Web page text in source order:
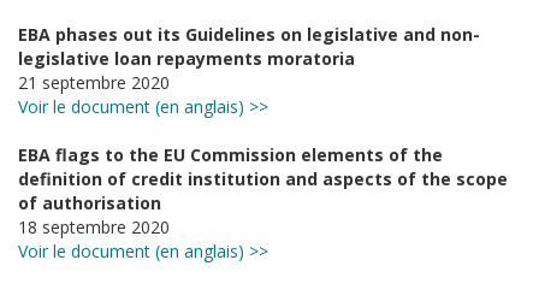
EBA phases out its Guidelines on legislative and non-
legislative loan repayments moratoria
21 septembre 2020
Voir le document (en anglais) >>
EBA flags to the EU Commission elements of the
definition of credit institution and aspects of the scope
of authorisation
18 septembre 2020
Voir le document (en anglais) >>